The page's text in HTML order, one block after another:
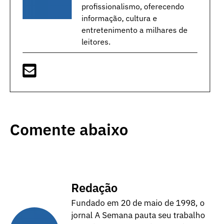
profissionalismo, oferecendo
informação, cultura e
entretenimento a milhares de
leitores.
Comente abaixo
Redação
Fundado em 20 de maio de 1998, o
jornal A Semana pauta seu trabalho